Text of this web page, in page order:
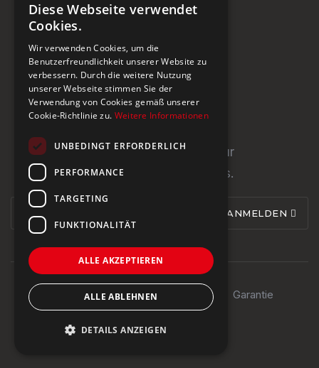
Steinburg Group GmbH
CH-5466 Kaiserstuhl
+41 43 433 00 25
Newsletter abonnieren für
Neuigkeiten und Updates.
ANMELDEN
Impressum Datenschutz AGB Garantie
Diese Webseite verwendet
Cookies.
Wir verwenden Cookies, um die
Benutzerfreundlichkeit unserer Website zu
verbessern. Durch die weitere Nutzung
unserer Webseite stimmen Sie der
Verwendung von Cookies gemäß unserer
Cookie-Richtlinie zu. Weitere Informationen
UNBEDINGT ERFORDERLICH
PERFORMANCE
TARGETING
FUNKTIONALITÄT
ALLE AKZEPTIEREN
ALLE ABLEHNEN
DETAILS ANZEIGEN